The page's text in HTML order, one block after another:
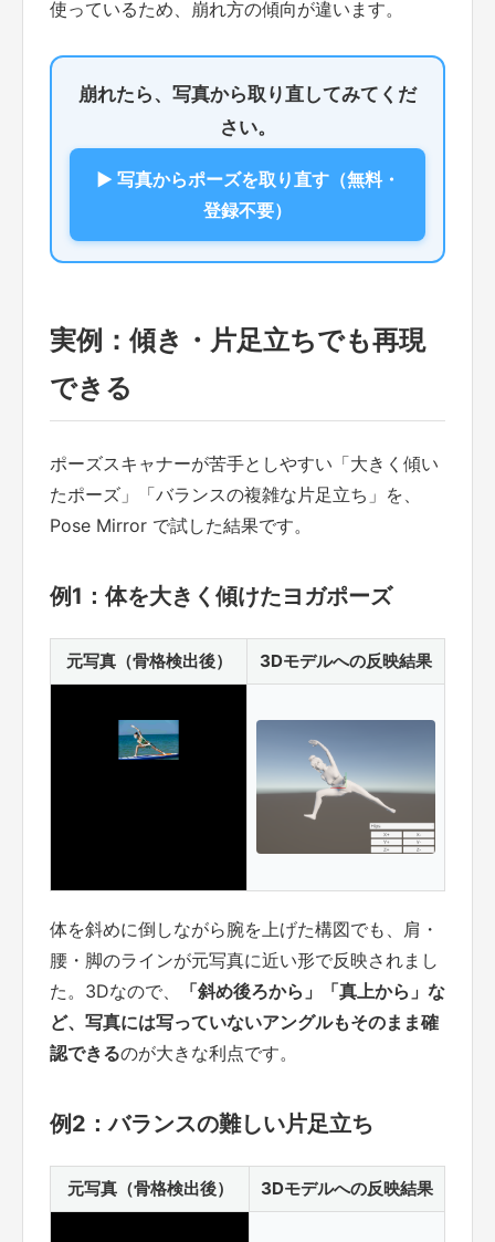
使っているため、崩れ方の傾向が違います。
崩れたら、写真から取り直してみてくだ
さい。
▶ 写真からポーズを取り直す（無料・
登録不要）
実例：傾き・片足立ちでも再現
できる
ポーズスキャナーが苦手としやすい「大きく傾い
たポーズ」「バランスの複雑な片足立ち」を、
Pose Mirror で試した結果です。
例1：体を大きく傾けたヨガポーズ
元写真（骨格検出後） 3Dモデルへの反映結果
体を斜めに倒しながら腕を上げた構図でも、肩・
腰・脚のラインが元写真に近い形で反映されまし
た。3Dなので、
「斜め後ろから」「真上から」な
ど、写真には写っていないアングルもそのまま確
認できるのが大きな利点です。
例2：バランスの難しい片足立ち
元写真（骨格検出後） 3Dモデルへの反映結果